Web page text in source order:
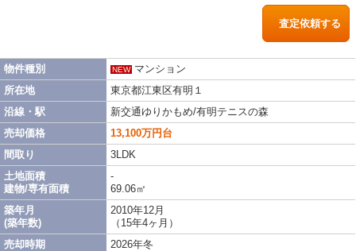
査定依頼する
物件種別
所在地
沿線・駅
売却価格
間取り
土地面積
建物/専有面積
築年月
(築年数)
売却時期
NEW マンション
東京都江東区有明１
新交通ゆりかもめ/有明テニスの森
13,100万円台
3LDK
-
69.06㎡
2010年12月
（15年4ヶ月）
2026年冬